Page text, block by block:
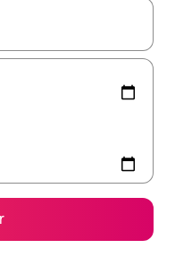
navega con las